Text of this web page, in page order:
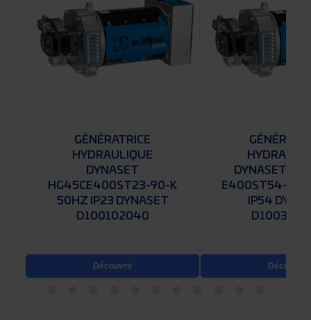
GÉNÉRATRICE
HYDRAULIQUE
DYNASET
HG45CE400ST23-90-K
50HZ IP23 DYNASET
D100102040
Découvrir
DYNASET
E400ST54-49-
IP54
Découvrir